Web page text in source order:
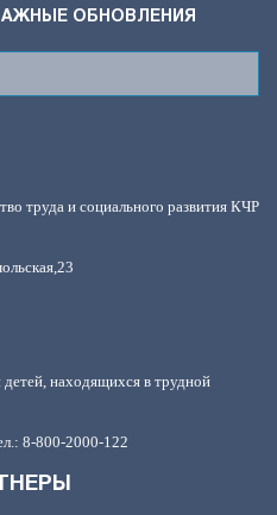
ОБНОВЛЕНИЯ
находящихся в трудной
8-800-2000-122